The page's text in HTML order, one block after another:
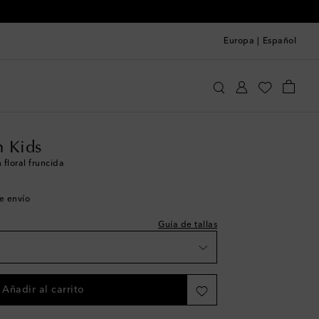
Europa Español
Kids
floral fruncida
envío
Guía de tallas
Añadir al carrito